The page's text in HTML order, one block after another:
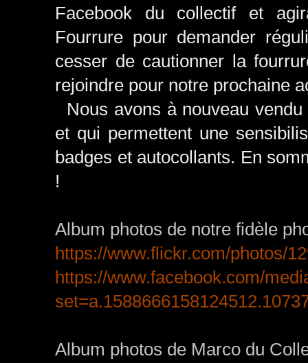
Facebook du collectif et
Fourrure pour demander
cesser de cautionner la
rejoindre pour notre prochaine
Nous avons à nouveau
et qui permettent une
badges et autocollants. En
!
Album photos de notre fidèle
https://www.flickr.com/photos/
https://www.facebook.com/
Album photos de Marco du